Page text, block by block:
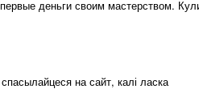
деньги своим мастерством.
на сайт, калі ласка